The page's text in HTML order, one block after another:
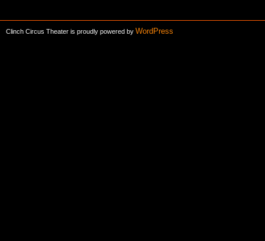
Clinch Circus Theater is proudly powered by WordPress